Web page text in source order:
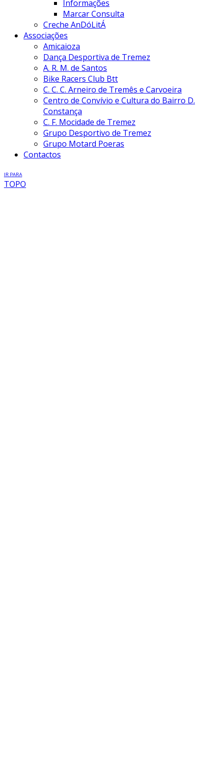
Informações
Marcar Consulta
Creche AnDóLitÁ
Associações
Amicaioza
Dança Desportiva de Tremez
A. R. M. de Santos
Bike Racers Club Btt
C. C. C. Arneiro de Tremês e Carvoeira
Centro de Convívio e Cultura do Bairro D.
Constança
C. F. Mocidade de Tremez
Grupo Desportivo de Tremez
Grupo Motard Poeras
Contactos
IR PARA
TOPO